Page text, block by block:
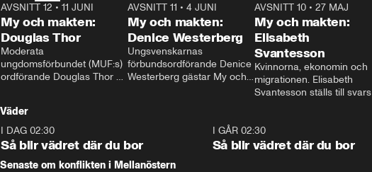
26:27
AVSNITT 12 • 11 JUNI
My och makten:
Douglas Thor
Moderata
ungdomsförbundet (MUF:s)
ordförande Douglas Thor
tonårsutvisningarna och hur
Moderaterna ska locka
väljare till valet i höst.
23:40
AVSNITT 11 •4 JUNI
My och makten:
Denice Westerberg
Ungsvenskarnas
förbundsordförande Denice
Westerberg gästar My och
AVSNITT 10 •27 MAJ
My och makten:
Elisabeth
Svantesson
Kvinnorna, ekonomin och
migrationen. Elisabeth
Svantesson ställs till svars
Väder
I DAG 02:30
Så blir vädret där du bor
I GÅR 02:30
Så blir vädret där du bor
Senaste om konflikten i Mellanöstern